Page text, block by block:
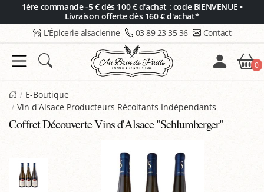
1ère commande -5 € dès 100 € d'achat : code BIENVENUE •
Livraison offerte dès 160 € d'achat*
L'Épicerie alsacienne 03 89 23 35 36 Contact
0
E-Boutique
Vin d'Alsace Producteurs Récoltants Indépendants
Coffret Découverte Vins d'Alsace "Schlumberger"
Panneau de gestion des cookies